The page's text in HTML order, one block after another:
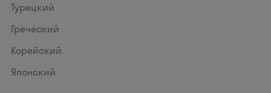
Турецкий
Греческий
Корейский
Японский